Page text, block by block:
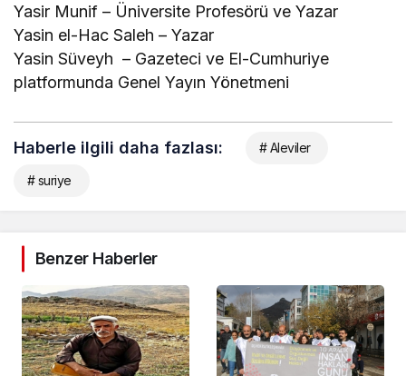
Yasir Munif – Üniversite Profesörü ve Yazar
Yasin el-Hac Saleh – Yazar
Yasin Süveyh – Gazeteci ve El-Cumhuriye
platformunda Genel Yayın Yönetmeni
Haberle ilgili daha fazlası: # Aleviler
# suriye
Benzer Haberler